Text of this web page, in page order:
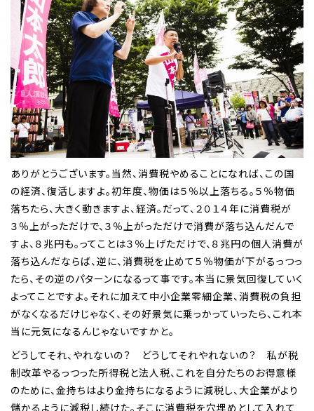
ありがとうございます。当然、消費税やめることになれば、この国
の経済、復活しますよ。初年度、物価は５％以上落ちる。５％物価
落ちたら、大きく動きますよ、経済。だって、２０１４年に消費税が
３％上がっただけで、３％上がっただけで消費が落ち込んだんで
すよ、８兆円も。ってことは３％上げただけで、８兆円の個人消費が
落ち込んだならば、逆に、消費税を止めて５％物価が下がるっつっ
たら、その逆のパターンになるって事です。本当に景気回復していく
よってことですよ。それに加えて中小企業零細企業、消費税の負担
がなくなるだけじゃなく、その好景気に乗っかっていったら、これ本
当に元気になるんじゃないですかと。
どうしてそれ、やれないの？ どうしてそれやれないの？ 私が税
制改革やるっつった所得税と法人税、これを自分たちのお得意様
のために、金持ちはより金持ちになるように減税し、大企業がより
儲かるように減税し続けた。そこに消費税を穴埋めとして入れて